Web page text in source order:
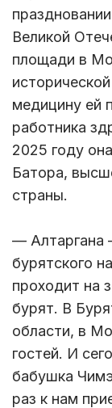
Великой
площади в
медицину ей
работника
2025 году
Батора,
страны.
— Алтаргана
бурятского
проходит на
бурят. В
области, в
гостей. И
бабушка
раз к нам